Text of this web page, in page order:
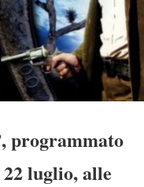
programmato
luglio, alle